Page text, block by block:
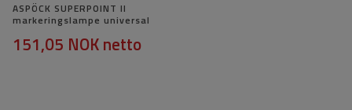
ASPÖCK SUPERPOINT II
markeringslampe universal
151,05 NOKnetto